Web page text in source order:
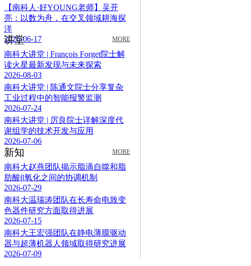
【南科人·好YOUNG老师】吴开
亮：以数为舟，在交叉领域耕海探
洋
2026-06-17
讲堂 MORE
南科大讲堂 | François Forget院士解
读火星最新发现与未来探索
2026-08-03
南科大讲堂 | 陈通文院士分享复杂
工业过程中的智能报警监测
2026-07-24
南科大讲堂 | 厉良院士详解深度代
谢组学的技术开发与应用
2026-07-06
新知 MORE
南科大赵燕团队揭示脂滴自噬和脂
肪酸β氧化之间的协调机制
2026-07-29
南科大温瑞涛团队在长寿命电致变
色器件研究方面取得进展
2026-07-15
南科大王宏强团队在静电薄膜驱动
器与超薄机器人领域取得研究进展
2026-07-09